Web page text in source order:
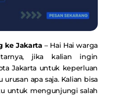
ke Jakarta – Hai Hai warga
jika kalian ingin
Jakarta untuk keperluan
urusan apa saja. Kalian bisa
untuk mengunjungi salah